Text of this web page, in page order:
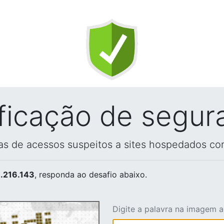
de
de acessos suspeitos a sites hospedados
, responda ao desafio abaixo.
Digite a palavra na imagem